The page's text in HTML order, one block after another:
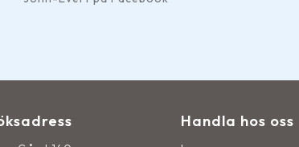
Handla hos oss